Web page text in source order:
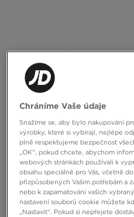
CREP IMPREGNAČNÍ PŘÍPRAVEK
SUEDE AND NUBUCK ERASER
250 Kč
Chráníme Vaše údaje
Snažíme se, aby bylo nakupování
výrobky, které si vybírají, nejlépe
plně respektujeme bezpečnost
„OK“, pokud chcete, abychom
webových stránkách používali k
obsahu speciálně pro Vás, včetně
přizpůsobených Vašim potřebám a
nebo k zapamatování vašich
nastavení souborů cookie můžete
„Nastavit“. Pokud si nepřejete